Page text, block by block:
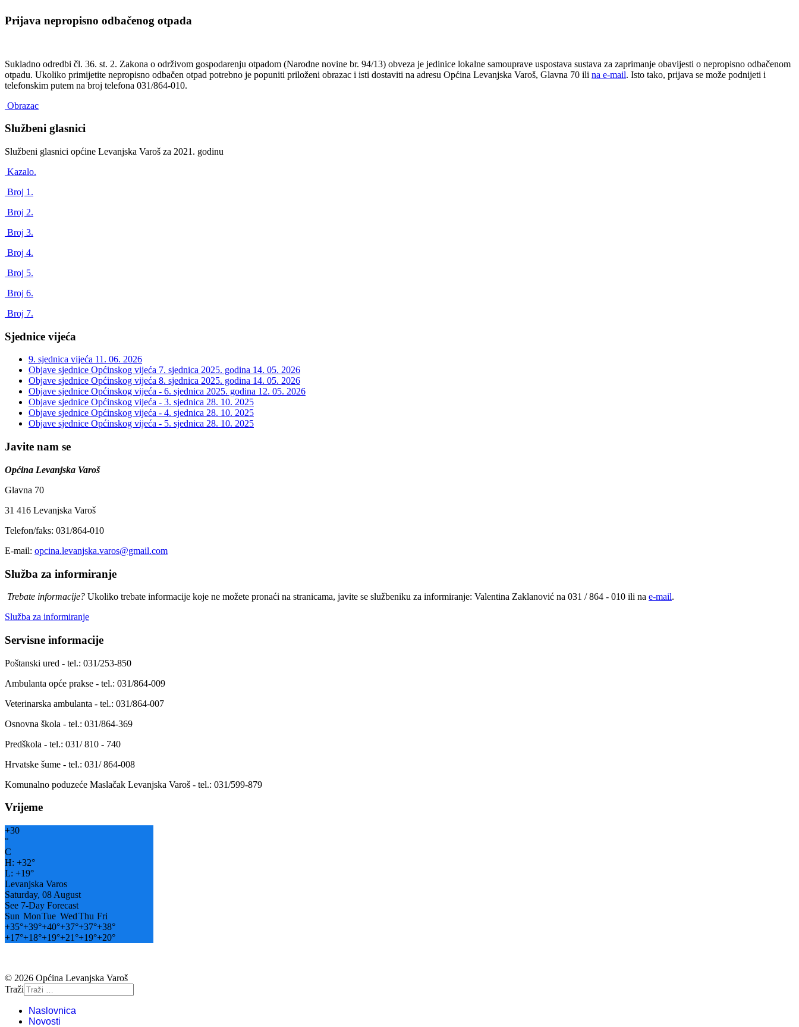
Prijava nepropisno odbačenog otpada
Sukladno odredbi čl. 36. st. 2. Zakona o održivom gospodarenju otpadom (Narodne novine br. 94/13) obveza je jedinice lokalne samouprave uspostava sustava za zaprimanje obavijesti o nepropisno odbačenom
otpadu. Ukoliko primijetite nepropisno odbačen otpad potrebno je popuniti priloženi obrazac i isti dostaviti na adresu Općina Levanjska Varoš, Glavna 70 ili na e-mail. Isto tako, prijava se može podnijeti i
telefonskim putem na broj telefona 031/864-010.
Obrazac
Službeni glasnici
Službeni glasnici općine Levanjska Varoš za 2021. godinu
Kazalo.
Broj 1.
Broj 2.
Broj 3.
Broj 4.
Broj 5.
Broj 6.
Broj 7.
Sjednice vijeća
9. sjednica vijeća 11. 06. 2026
Objave sjednice Općinskog vijeća 7. sjednica 2025. godina 14. 05. 2026
Objave sjednice Općinskog vijeća 8. sjednica 2025. godina 14. 05. 2026
Objave sjednice Općinskog vijeća - 6. sjednica 2025. godina 12. 05. 2026
Objave sjednice Općinskog vijeća - 3. sjednica 28. 10. 2025
Objave sjednice Općinskog vijeća - 4. sjednica 28. 10. 2025
Objave sjednice Općinskog vijeća - 5. sjednica 28. 10. 2025
Javite nam se
Općina Levanjska Varoš
Glavna 70
31 416 Levanjska Varoš
Telefon/faks: 031/864-010
E-mail: opcina.levanjska.varos@gmail.com
Služba za informiranje
Trebate informacije? Ukoliko trebate informacije koje ne možete pronaći na stranicama, javite se službeniku za informiranje: Valentina Zaklanović na 031 / 864 - 010 ili na e-mail.
Služba za informiranje
Servisne informacije
Poštanski ured - tel.: 031/253-850
Ambulanta opće prakse - tel.: 031/864-009
Veterinarska ambulanta - tel.: 031/864-007
Osnovna škola - tel.: 031/864-369
Predškola - tel.: 031/ 810 - 740
Hrvatske šume - tel.: 031/ 864-008
Komunalno poduzeće Maslačak Levanjska Varoš - tel.: 031/599-879
Vrijeme
+30
°
C
H: +32°
L: +19°
Levanjska Varos
Saturday, 08 August
See 7-Day Forecast
Sun MonTue WedThu Fri
+35°+39°+40°+37°+37°+38°
+17°+18°+19°+21°+19°+20°
© 2026 Općina Levanjska Varoš
Traži
Naslovnica
Novosti